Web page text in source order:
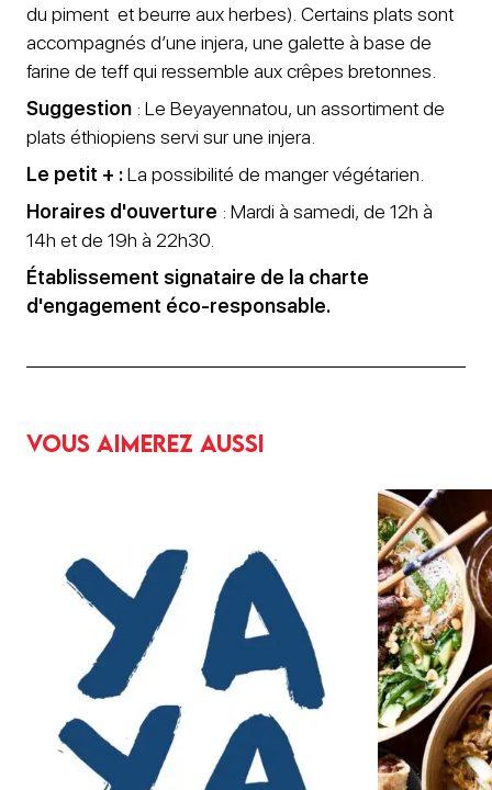
du piment et beurre aux herbes). Certains plats sont
accompagnés d’une injera, une galette à base de
farine de teff qui ressemble aux crêpes bretonnes.
Suggestion : Le Beyayennatou, un assortiment de
plats éthiopiens servi sur une injera.
Le petit + :La possibilité de manger végétarien.
Horaires d'ouverture : Mardi à samedi, de 12h à
14h et de 19h à 22h30.
Établissement signataire de la charte
d'engagement éco-responsable.
Vous aimerez aussi